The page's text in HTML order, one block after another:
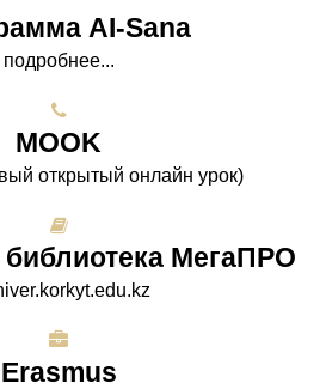
AI-Sana
подробнее...
МООK
открытый онлайн урок)
МегаПРО
Erasmus